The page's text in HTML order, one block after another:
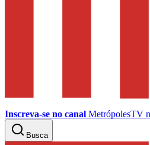
Inscreva-se no canal MetrópolesTV
Busca